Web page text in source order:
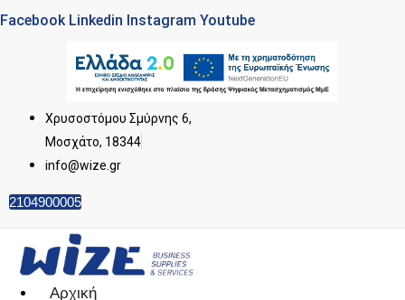
Facebook Linkedin Instagram Youtube
Χρυσοστόμου Σμύρνης 6,
Μοσχάτο, 18344
info@wize.gr
2104900005
Αρχική